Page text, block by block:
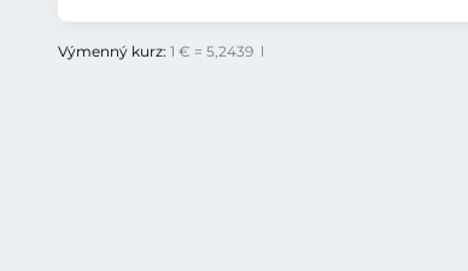
Výmenný kurz: 1 € = 5,2439 l